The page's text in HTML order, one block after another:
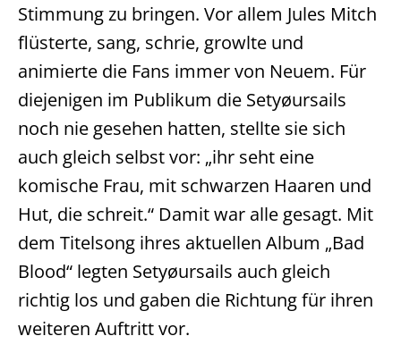
Stimmung zu bringen. Vor allem Jules Mitch
flüsterte, sang, schrie, growlte und
animierte die Fans immer von Neuem. Für
diejenigen im Publikum die Setyøursails
noch nie gesehen hatten, stellte sie sich
auch gleich selbst vor: „ihr seht eine
komische Frau, mit schwarzen Haaren und
Hut, die schreit.“ Damit war alle gesagt. Mit
dem Titelsong ihres aktuellen Album „Bad
Blood“ legten Setyøursails auch gleich
richtig los und gaben die Richtung für ihren
weiteren Auftritt vor.